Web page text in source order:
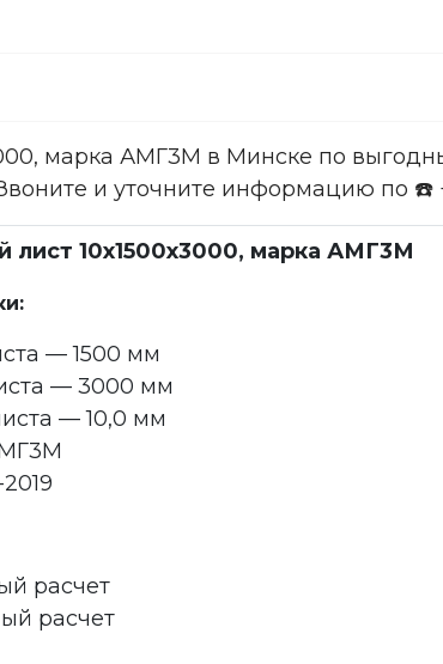
марка АМГ3М в Минске по
и уточните информацию по ☎️
10х1500х3000, марка АМГ3М
— 1500 мм
— 3000 мм
— 10,0 мм
расчет
расчет